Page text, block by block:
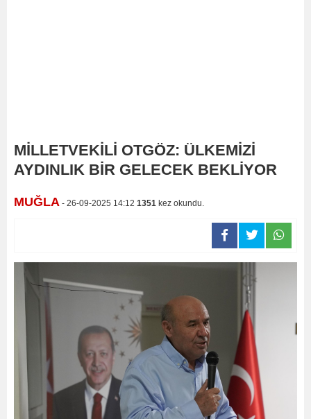
MİLLETVEKİLİ OTGÖZ: ÜLKEMİZİ
AYDINLIK BİR GELECEK BEKLİYOR
MUĞLA - 26-09-2025 14:12 1351 kez okundu.